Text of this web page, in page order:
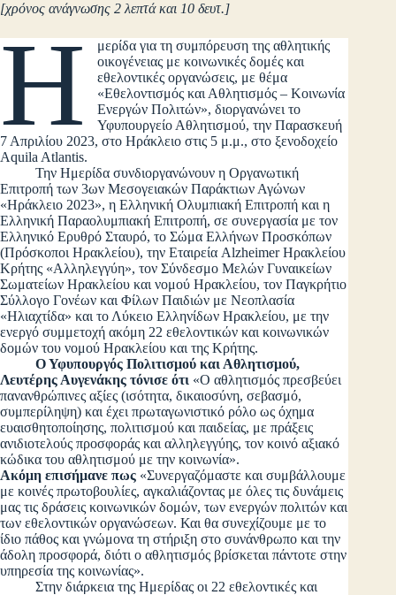
[χρόνος ανάγνωσης 2 λεπτά και 10 δευτ.]
Η
μερίδα για τη συμπόρευση της αθλητικής
οικογένειας με κοινωνικές δομές και
εθελοντικές οργανώσεις, με θέμα
«Εθελοντισμός και Αθλητισμός – Κοινωνία
Ενεργών Πολιτών», διοργανώνει το
Υφυπουργείο Αθλητισμού, την Παρασκευή
7 Απριλίου 2023, στο Ηράκλειο στις 5 μ.μ., στο ξενοδοχείο
Aquila Atlantis.
Την Ημερίδα συνδιοργανώνουν η Οργανωτική
Επιτροπή των 3ων Μεσογειακών Παράκτιων Αγώνων
«Ηράκλειο 2023», η Ελληνική Ολυμπιακή Επιτροπή και η
Ελληνική Παραολυμπιακή Επιτροπή, σε συνεργασία με τον
Ελληνικό Ερυθρό Σταυρό, το Σώμα Ελλήνων Προσκόπων
(Πρόσκοποι Ηρακλείου), την Εταιρεία Alzheimer Ηρακλείου
Κρήτης «Αλληλεγγύη», τον Σύνδεσμο Μελών Γυναικείων
Σωματείων Ηρακλείου και νομού Ηρακλείου, τον Παγκρήτιο
Σύλλογο Γονέων και Φίλων Παιδιών με Νεοπλασία
«Ηλιαχτίδα» και το Λύκειο Ελληνίδων Ηρακλείου, με την
ενεργό συμμετοχή ακόμη 22 εθελοντικών και κοινωνικών
δομών του νομού Ηρακλείου και της Κρήτης.
Ο Υφυπουργός Πολιτισμού και Αθλητισμού,
Λευτέρης Αυγενάκης τόνισε ότι «Ο αθλητισμός πρεσβεύει
πανανθρώπινες αξίες (ισότητα, δικαιοσύνη, σεβασμό,
συμπερίληψη) και έχει πρωταγωνιστικό ρόλο ως όχημα
ευαισθητοποίησης, πολιτισμού και παιδείας, με πράξεις
ανιδιοτελούς προσφοράς και αλληλεγγύης, τον κοινό αξιακό
κώδικα του αθλητισμού με την κοινωνία».
Ακόμη επισήμανε πως «Συνεργαζόμαστε και συμβάλλουμε
με κοινές πρωτοβουλίες, αγκαλιάζοντας με όλες τις δυνάμεις
μας τις δράσεις κοινωνικών δομών, των ενεργών πολιτών και
των εθελοντικών οργανώσεων. Και θα συνεχίζουμε με το
ίδιο πάθος και γνώμονα τη στήριξη στο συνάνθρωπο και την
άδολη προσφορά, διότι ο αθλητισμός βρίσκεται πάντοτε στην
υπηρεσία της κοινωνίας».
Στην διάρκεια της Ημερίδας οι 22 εθελοντικές και